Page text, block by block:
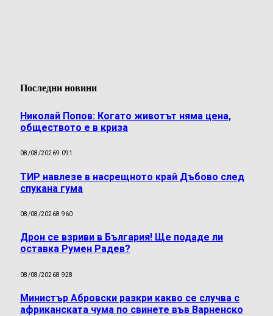
Последни новини
Николай Попов: Когато животът няма цена,
обществото е в криза
08/08/20269 091
ТИР навлезе в насрещното край Дъбово след
спукана гума
08/08/20268 960
Дрон се взриви в България! Ще подаде ли
оставка Румен Радев?
08/08/20268 928
Министър Абровски разкри какво се случва с
африканската чума по свинете във Варненско